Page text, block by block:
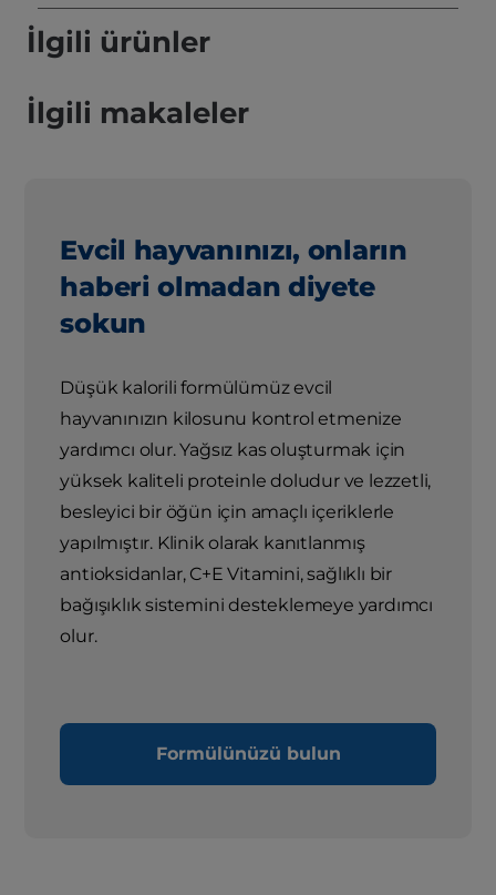
İlgili ürünler
İlgili makaleler
Evcil hayvanınızı, onların
haberi olmadan diyete
sokun
Düşük kalorili formülümüz evcil
hayvanınızın kilosunu kontrol etmenize
yardımcı olur. Yağsız kas oluşturmak için
yüksek kaliteli proteinle doludur ve lezzetli,
besleyici bir öğün için amaçlı içeriklerle
yapılmıştır. Klinik olarak kanıtlanmış
antioksidanlar, C+E Vitamini, sağlıklı bir
bağışıklık sistemini desteklemeye yardımcı
olur.
Formülünüzü bulun